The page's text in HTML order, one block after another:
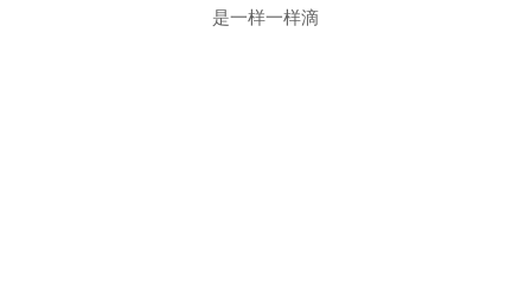
是一样一样滴